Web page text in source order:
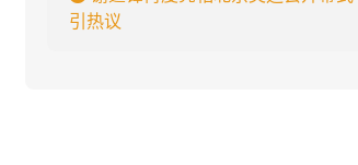
引热议